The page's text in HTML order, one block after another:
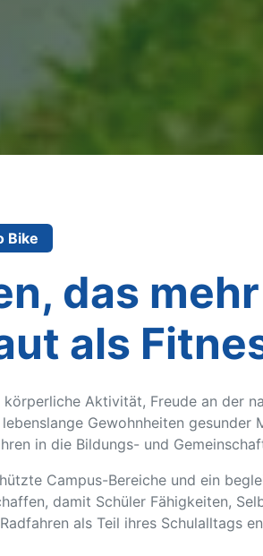
Bike
das mehr
als
Aktivität, Freude an der
Gewohnheiten
in die Bildungs- und
Campus-Bereiche und ein
damit Schüler Fähigkeiten,
als Teil ihres Schulalltags